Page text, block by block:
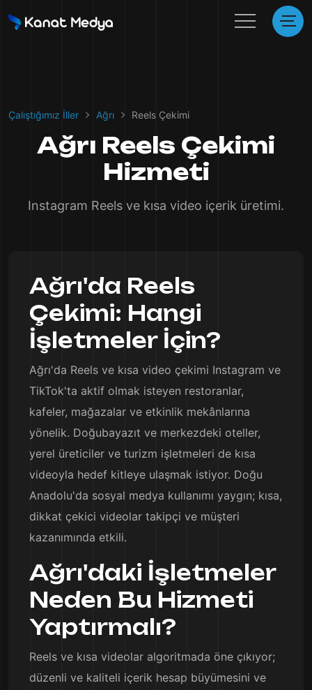
Çalıştığımız İller Ağrı Reels Çekimi
Ağrı Reels Çekimi
Hizmeti
Instagram Reels ve kısa video içerik üretimi.
Ağrı'da Reels
Çekimi: Hangi
İşletmeler İçin?
Ağrı'da Reels ve kısa video çekimi Instagram ve
TikTok'ta aktif olmak isteyen restoranlar,
kafeler, mağazalar ve etkinlik mekânlarına
yönelik. Doğubayazıt ve merkezdeki oteller,
yerel üreticiler ve turizm işletmeleri de kısa
videoyla hedef kitleye ulaşmak istiyor. Doğu
Anadolu'da sosyal medya kullanımı yaygın; kısa,
dikkat çekici videolar takipçi ve müşteri
kazanımında etkili.
Ağrı'daki İşletmeler
Neden Bu Hizmeti
Yaptırmalı?
Reels ve kısa videolar algoritmada öne çıkıyor;
düzenli ve kaliteli içerik hesap büyümesini ve